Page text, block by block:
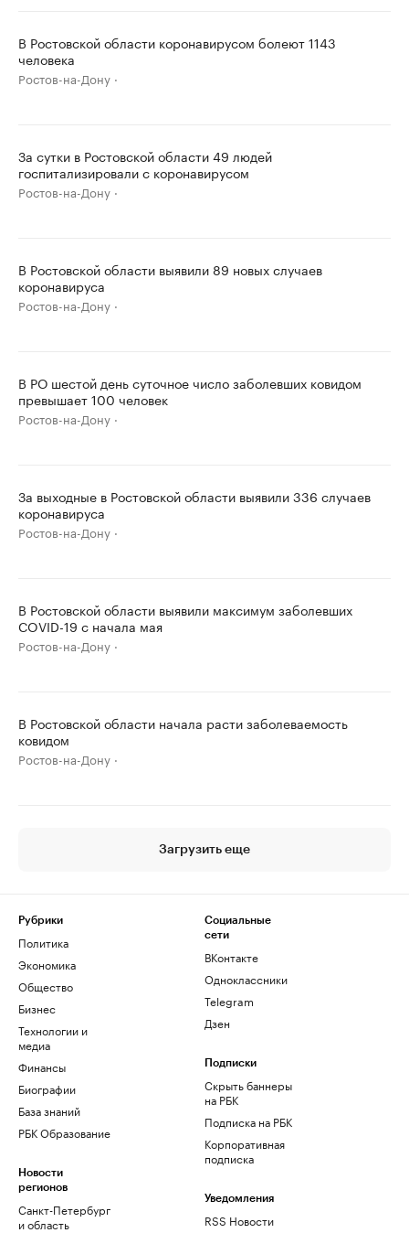
В Ростовской области коронавирусом болеют 1143
человека
Ростов-на-Дону
За сутки в Ростовской области 49 людей
госпитализировали с коронавирусом
Ростов-на-Дону
В Ростовской области выявили 89 новых случаев
коронавируса
Ростов-на-Дону
В РО шестой день суточное число заболевших ковидом
превышает 100 человек
Ростов-на-Дону
За выходные в Ростовской области выявили 336 случаев
коронавируса
Ростов-на-Дону
В Ростовской области выявили максимум заболевших
COVID-19 с начала мая
Ростов-на-Дону
В Ростовской области начала расти заболеваемость
ковидом
Ростов-на-Дону
Загрузить еще
Рубрики
Политика
Экономика
Общество
Бизнес
Технологии и
медиа
Финансы
Биографии
База знаний
РБК Образование
Новости
регионов
Санкт-Петербург
и область
Социальные
сети
ВКонтакте
Одноклассники
Telegram
Дзен
Подписки
Скрыть баннеры
на РБК
Подписка на РБК
Корпоративная
подписка
Уведомления
RSS Новости